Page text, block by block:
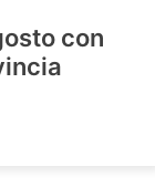
con